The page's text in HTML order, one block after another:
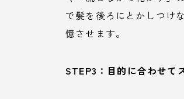
で髪を後ろにとかしつけ
憶させます。
STEP3：目的に合わせて